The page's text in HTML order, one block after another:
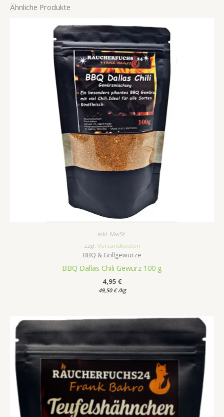
Ähnliche Produkte
inkl. MwSt.
zzgl. Versandkosten
BBQ & Grillgewürze
BBQ Dallas Chili Gewürz 100 g
4,95 €
49,50 € /kg